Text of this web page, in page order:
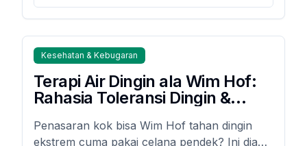
Kesehatan & Kebugaran
Terapi Air Dingin ala Wim Hof:
Rahasia Toleransi Dingin &
Cuma Buat Berani!)
Penasaran kok bisa Wim Hof tahan dingin
ekstrem cuma pakai celana pendek? Ini dia